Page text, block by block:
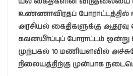
உண்ணாவிரதப் போராட்டத்தில்
அரசியல் கைதிகளுக்கு ஆதரவு
கவனயீர்ப்புப் போராட்டம் ஒன்று
முற்பகல் 10 மணியளவில்
நிலையத்திற்கு முன்பாக